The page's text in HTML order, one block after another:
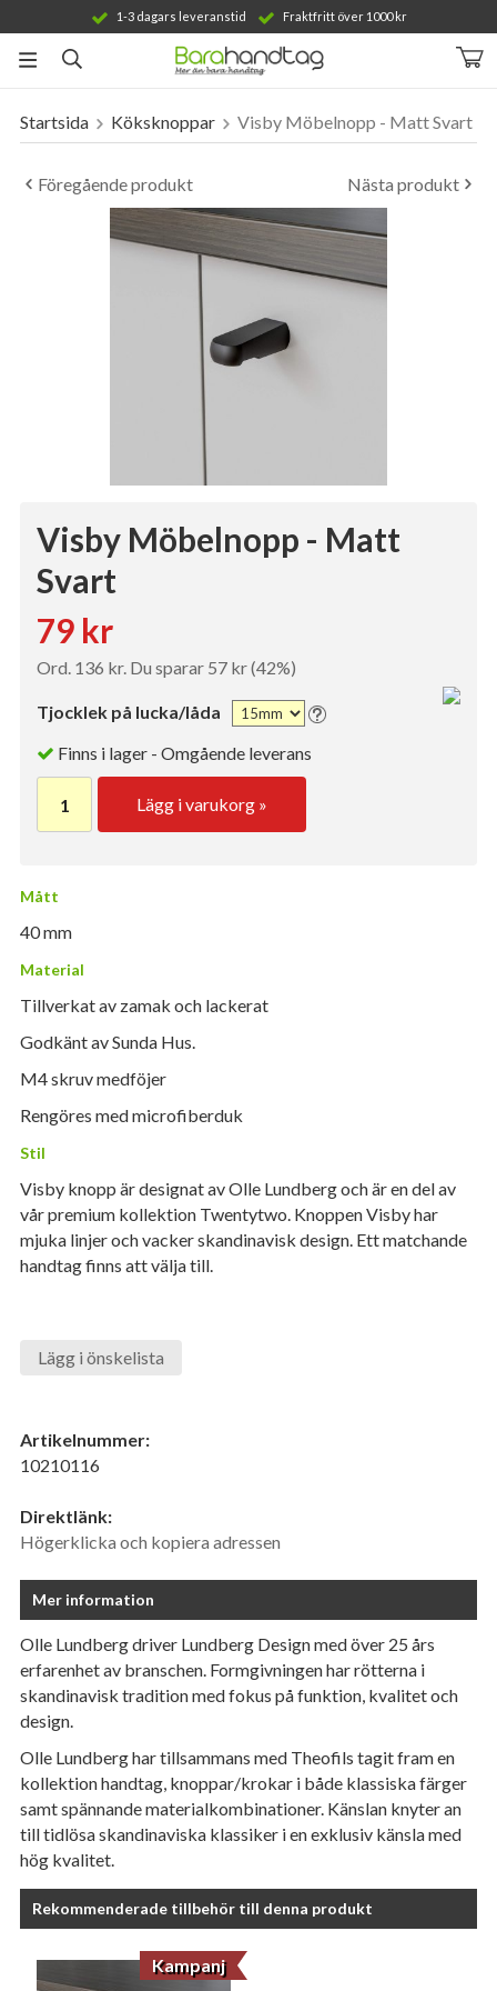
1-3 dagars leveranstid Fraktfritt över 1000 kr
Produkten har blivit tillagd i varukorgen
Startsida Köksknoppar Visby Möbelnopp - Matt Svart
Föregående produkt Nästa produkt
Visby Möbelnopp - Matt
Svart
79 kr
Ord. 136 kr. Du sparar 57 kr (42%)
Tjocklek på lucka/låda
Finns i lager - Omgående leverans
Lägg i varukorg »
Mått
40 mm
Material
Tillverkat av zamak och lackerat
Godkänt av Sunda Hus.
M4 skruv medföjer
Rengöres med microfiberduk
Stil
Visby knopp är designat av Olle Lundberg och är en del av
vår premium kollektion Twentytwo. Knoppen Visby har
mjuka linjer och vacker skandinavisk design. Ett matchande
handtag finns att välja till.
Lägg i önskelista
Artikelnummer:
10210116
Direktlänk:
Högerklicka och kopiera adressen
Mer information
Olle Lundberg driver Lundberg Design med över 25 års
erfarenhet av branschen. Formgivningen har rötterna i
skandinavisk tradition med fokus på funktion, kvalitet och
design.
Olle Lundberg har tillsammans med Theofils tagit fram en
kollektion handtag, knoppar/krokar i både klassiska färger
samt spännande materialkombinationer. Känslan knyter an
till tidlösa skandinaviska klassiker i en exklusiv känsla med
hög kvalitet.
Rekommenderade tillbehör till denna produkt
Kampanj